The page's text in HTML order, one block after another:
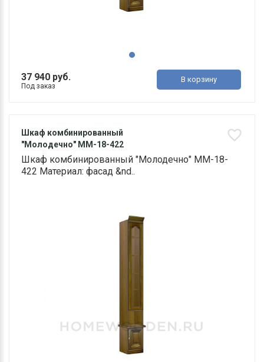
37 940 руб.
Под заказ
В корзину
Шкаф комбинированный
"Молодечно" ММ-18-422
Шкаф комбинированный "Молодечно" ММ-18-
422 Материал: фасад &nd..